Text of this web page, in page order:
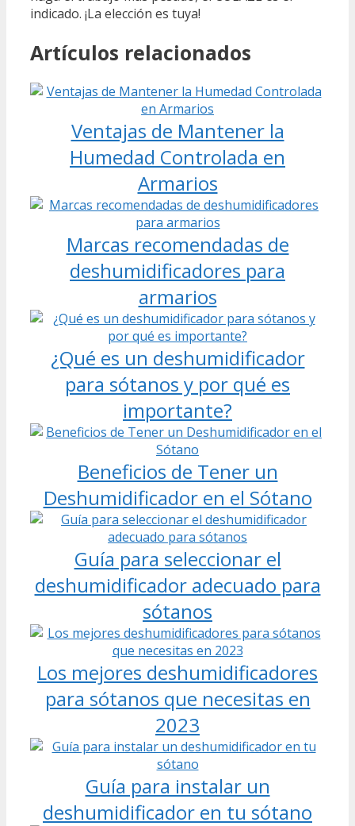
indicado. ¡La elección es tuya!
Artículos relacionados
Ventajas de Mantener la
Humedad Controlada en
Armarios
Marcas recomendadas de
deshumidificadores para
armarios
¿Qué es un deshumidificador
para sótanos y por qué es
importante?
Beneficios de Tener un
Deshumidificador en el Sótano
Guía para seleccionar el
deshumidificador adecuado para
sótanos
Los mejores deshumidificadores
para sótanos que necesitas en
2023
Guía para instalar un
deshumidificador en tu sótano